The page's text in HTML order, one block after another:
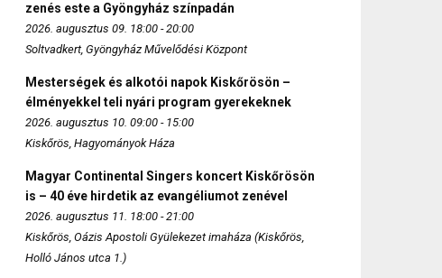
zenés este a Gyöngyház színpadán
2026. augusztus 09. 18:00 - 20:00
Soltvadkert, Gyöngyház Művelődési Központ
Mesterségek és alkotói napok Kiskőrösön –
élményekkel teli nyári program gyerekeknek
2026. augusztus 10. 09:00 - 15:00
Kiskőrös, Hagyományok Háza
Magyar Continental Singers koncert Kiskőrösön
is – 40 éve hirdetik az evangéliumot zenével
2026. augusztus 11. 18:00 - 21:00
Kiskőrös, Oázis Apostoli Gyülekezet imaháza (Kiskőrös,
Holló János utca 1.)